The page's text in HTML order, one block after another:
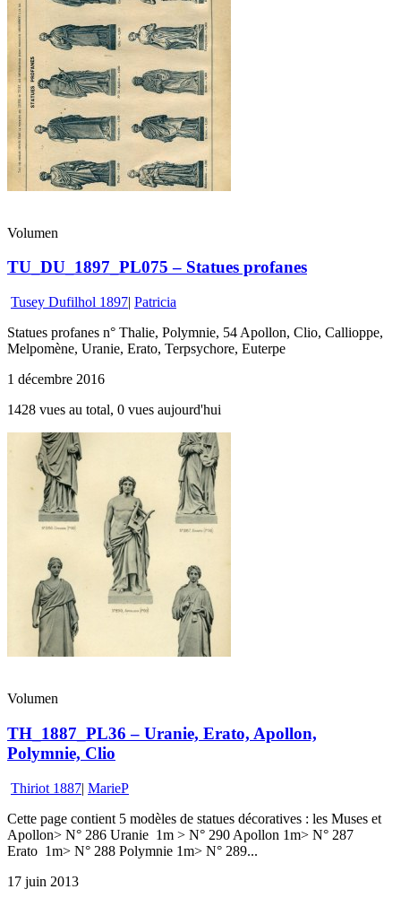
Volumen
TU_DU_1897_PL075 – Statues profanes
Tusey Dufilhol 1897| Patricia
Statues profanes n° Thalie, Polymnie, 54 Apollon, Clio, Callioppe,
Melpomène, Uranie, Erato, Terpsychore, Euterpe
1 décembre 2016
1428 vues au total, 0 vues aujourd'hui
Volumen
TH_1887_PL36 – Uranie, Erato, Apollon,
Polymnie, Clio
Thiriot 1887| MarieP
Cette page contient 5 modèles de statues décoratives : les Muses et
Apollon> N° 286 Uranie 1m > N° 290 Apollon 1m> N° 287
Erato 1m> N° 288 Polymnie 1m> N° 289...
17 juin 2013